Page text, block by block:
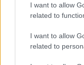
I want to allow
related to
I want to allow
related to